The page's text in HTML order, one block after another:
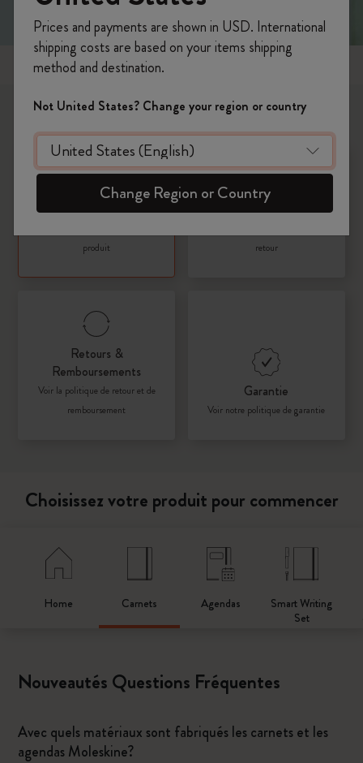
Thèmes populaires
Que voulez-vous savoir?
Produits
produit
Expédition & Livraison
retour
Retours &
Remboursements
Voir la politique de retour et de
remboursement
Garantie
Voir notre politique de garantie
Choisissez votre produit pour commencer
Home Carnets Agendas
Smart Writing
Set
Nouveautés Questions Fréquentes
Avec quels matériaux sont fabriqués les carnets et les
agendas Moleskine?
Prices and payments are shown in USD. International
shipping costs are based on your items shipping
method and destination.
Not United States? Change your region or country
Change Region or Country